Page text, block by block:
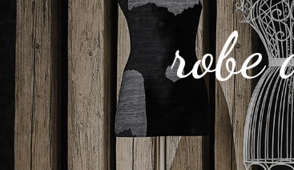
robe